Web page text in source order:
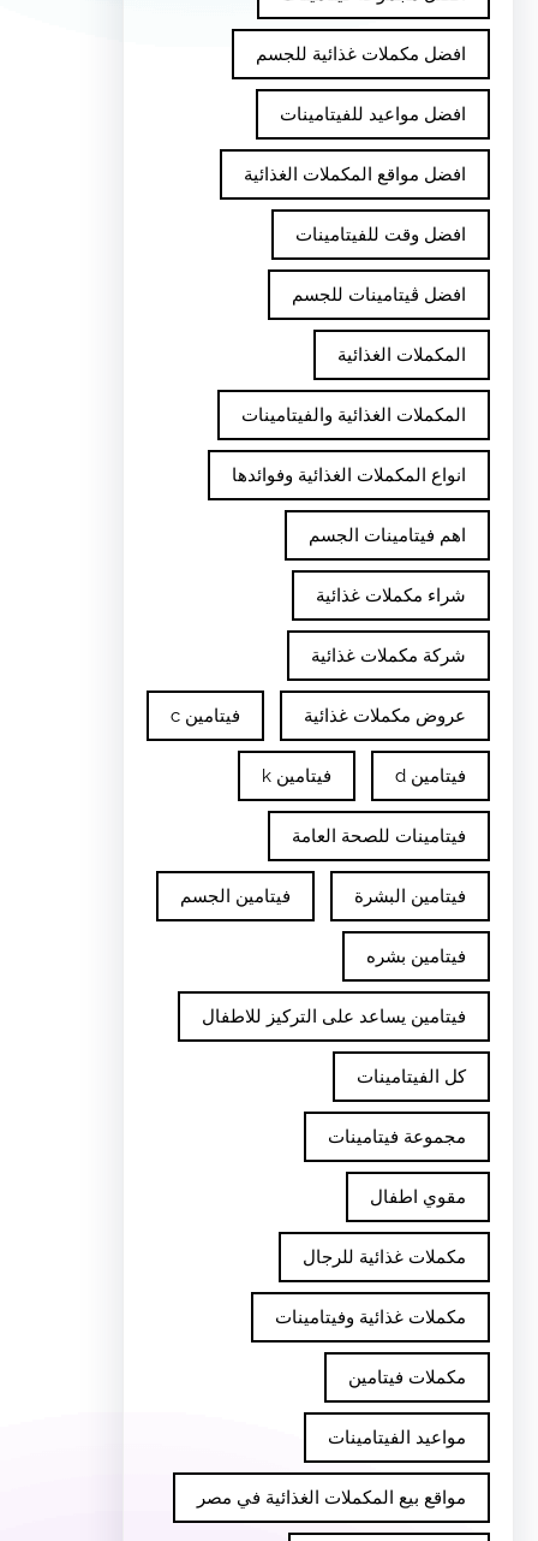
افضل مكملات غذائية للجسم
افضل مواعيد للفيتامينات
افضل مواقع المكملات الغذائية
افضل وقت للفيتامينات
افضل ڤيتامينات للجسم
المكملات الغذائية
المكملات الغذائية والفيتامينات
انواع المكملات الغذائية وفوائدها
اهم فيتامينات الجسم
شراء مكملات غذائية
شركة مكملات غذائية
عروض مكملات غذائية فيتامين c
فيتامين d فيتامين k
فيتامينات للصحة العامة
فيتامين البشرة فيتامين الجسم
فيتامين بشره
فيتامين يساعد على التركيز للاطفال
كل الفيتامينات
مجموعة فيتامينات
مقوي اطفال
مكملات غذائية للرجال
مكملات غذائية وفيتامينات
مكملات فيتامين
مواعيد الفيتامينات
مواقع بيع المكملات الغذائية في مصر